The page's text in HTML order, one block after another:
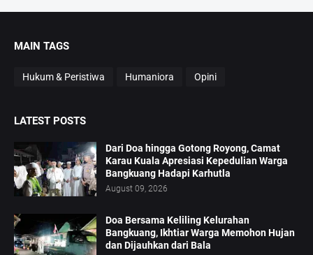
MAIN TAGS
Hukum & Peristiwa Humaniora Opini
LATEST POSTS
Dari Doa hingga Gotong Royong, Camat
Karau Kuala Apresiasi Kepedulian Warga
Bangkuang Hadapi Karhutla
August 09, 2026
Doa Bersama Keliling Kelurahan
Bangkuang, Ikhtiar Warga Memohon Hujan
dan Dijauhkan dari Bala